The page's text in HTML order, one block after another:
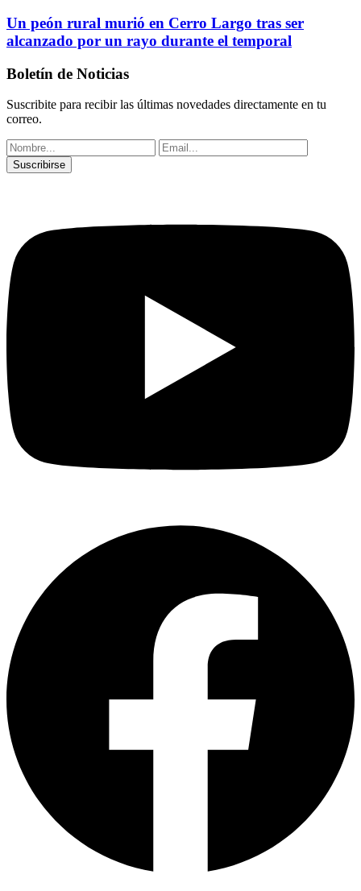
Un peón rural murió en Cerro Largo tras ser
alcanzado por un rayo durante el temporal
Boletín de Noticias
Suscribite para recibir las últimas novedades directamente en tu
correo.
Suscribirse